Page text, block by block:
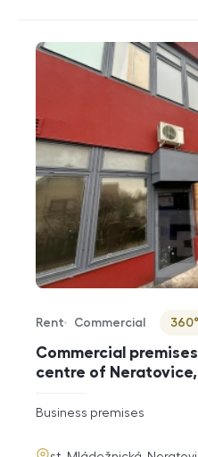
Commercial
centre of
Offer type
Rent
Property type
Commercial
Virtuální prohlídka
rozměry
disposition
Business premises